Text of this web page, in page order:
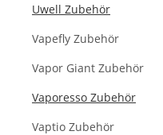
Uwell Zubehör
Vapefly Zubehör
Vapor Giant Zubehör
Vaporesso Zubehör
Vaptio Zubehör